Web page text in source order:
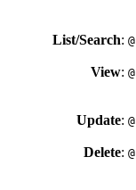
List/Search :
View :
Update :
Delete :